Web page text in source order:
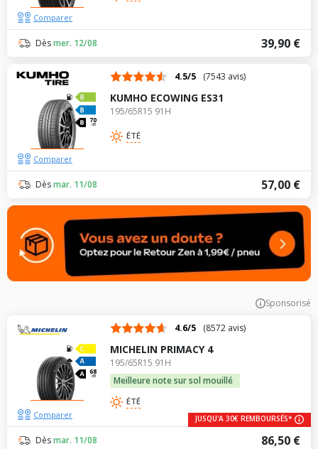
39,90 €
Dèsmer. 12/08
Comparer
70
dB
4.5/5 (7543 avis)
KUMHO ECOWING ES31
195/65R15 91H
ÉTÉ
57,00 €
Dèsmar. 11/08
Comparer
Sponsorisé
68
dB
4.6/5 (8572 avis)
MICHELIN PRIMACY 4
195/65R15 91H
Meilleure note sur sol mouillé
ÉTÉ
86,50 €
Dèsmar. 11/08
Comparer JUSQU'A 30€ REMBOURSÉS*